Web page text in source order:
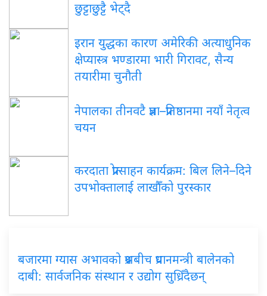
छुट्टाछुट्टै भेट्दै
इरान युद्धका कारण अमेरिकी अत्याधुनिक
क्षेप्यास्त्र भण्डारमा भारी गिरावट, सैन्य
तयारीमा चुनौती
नेपालका तीनवटै प्रज्ञा–प्रतिष्ठानमा नयाँ नेतृत्व
चयन
करदाता प्रोत्साहन कार्यक्रम: बिल लिने–दिने
उपभोक्तालाई लाखौँको पुरस्कार
बजारमा ग्यास अभावको प्रश्नबीच प्रधानमन्त्री बालेनको
दाबी: सार्वजनिक संस्थान र उद्योग सुध्रिँदैछन्